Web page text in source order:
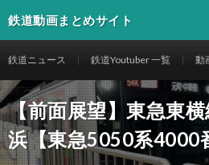
鉄道動画まとめサイト
鉄道ニュース 鉄道Youtuber 一覧 動
【前面展望】東急東
浜【東急5050系4000